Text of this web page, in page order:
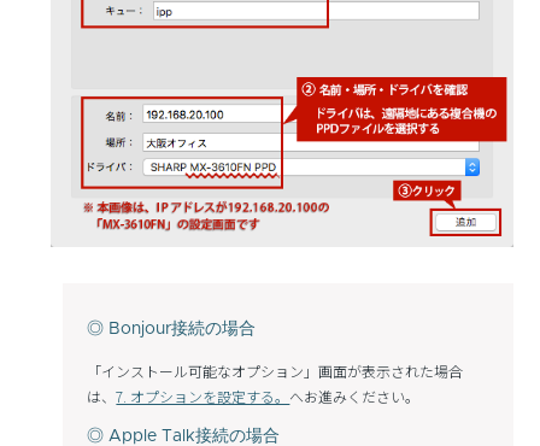
◎ Bonjour接続の場合
「インストール可能なオプション」画面が表示された場合
は、7. オプションを設定する。 へお進みください。
◎ Apple Talk接続の場合